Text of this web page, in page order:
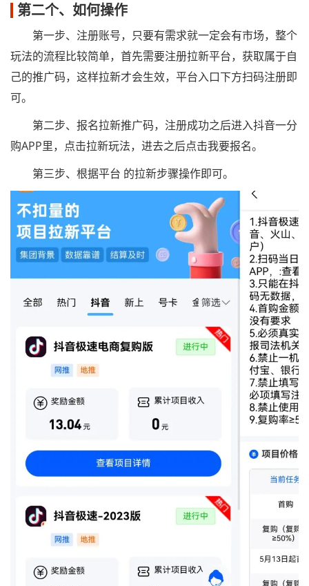
第二个、如何操作
第一步、注册账号，只要有需求就一定会有市场，整个
玩法的流程比较简单，首先需要注册拉新平台，获取属于自
己的推广码，这样拉新才会生效，平台入口下方扫码注册即
可。
第二步、报名拉新推广码，注册成功之后进入抖音一分
购APP里，点击拉新玩法，进去之后点击我要报名。
第三步、根据平台 的拉新步骤操作即可。